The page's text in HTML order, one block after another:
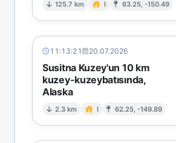
125.7 km I 63.25, -150.49
11:13:21 20.07.2026
Susitna Kuzey'un 10 km
kuzey-kuzeybatısında,
Alaska
2.3 km I 62.25, -149.89